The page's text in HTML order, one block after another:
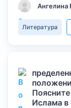
Ангелина
Литература
Ислама в